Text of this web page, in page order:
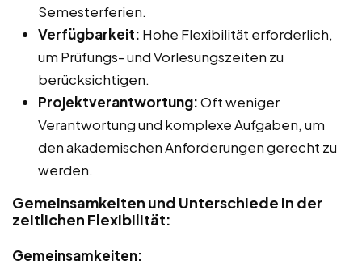
Semesterferien.
Verfügbarkeit: Hohe Flexibilität erforderlich,
um Prüfungs- und Vorlesungszeiten zu
berücksichtigen.
Projektverantwortung:Oft weniger
Verantwortung und komplexe Aufgaben, um
den akademischen Anforderungen gerecht zu
werden.
Gemeinsamkeiten und Unterschiede in der
zeitlichen Flexibilität:
Gemeinsamkeiten: